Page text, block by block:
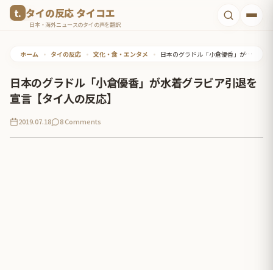
タイの反応 タイコエ
日本・海外ニュースのタイの声を翻訳
ホーム • タイの反応 • 文化・食・エンタメ • 日本のグラドル「小倉優香」が水着グラビア引退を宣言【タイ人の反応】
日本のグラドル「小倉優香」が水着グラビア引退を
宣言【タイ人の反応】
2019.07.18 8 Comments